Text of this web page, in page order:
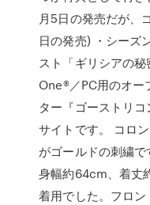
月5日の発売だが、
日の発売) ・シーズ
スト「ギリシアの
One®／PC用のオー
ター『ゴーストリ
サイトです。 コロ
がゴールドの刺繍
身幅約64cm、着丈
着用でした。フロ